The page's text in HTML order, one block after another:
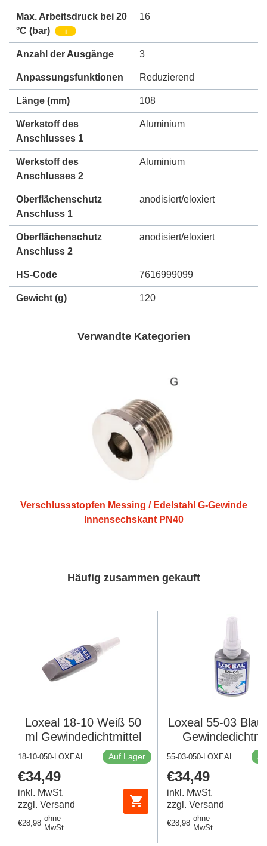
Max. Arbeitsdruck bei 20
°C (bar)
i
16
Anzahl der Ausgänge 3
Anpassungsfunktionen Reduzierend
Länge (mm) 108
Werkstoff des
Anschlusses 1
Aluminium
Werkstoff des
Anschlusses 2
Aluminium
Oberflächenschutz
Anschluss 1
anodisiert/eloxiert
Oberflächenschutz
Anschluss 2
anodisiert/eloxiert
HS-Code 7616999099
Gewicht (g) 120
Verwandte Kategorien
Verschlussstopfen Messing / Edelstahl G-Gewinde
Innensechskant PN40
Häufig zusammen gekauft
Loxeal 18-10 Weiß 50
ml Gewindedichtmittel
18-10-050-LOXEAL Auf Lager
Regulärer
Preis
€34,49
inkl. MwSt.
zzgl. Versand
Regulärer
€28,98
ohne
MwSt.
Loxeal 55-03 Blau
55-03-050-LOXEAL
Regulärer
Preis
€34,49
inkl. MwSt.
zzgl. Versand
Regulärer
€28,98
ohne
MwSt.